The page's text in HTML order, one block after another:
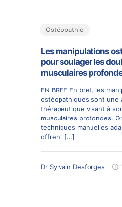
Ostéopathie
Les manipulations
pour soulager les
musculaires
EN BREF En bref, les
ostéopathiques sont une
thérapeutique visant à
musculaires profondes.
techniques manuelles
offrent […]
Dr Sylvain Desforges